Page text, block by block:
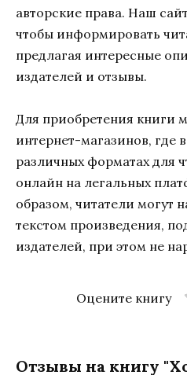
авторские права. Наш
чтобы информировать
предлагая интересные
издателей и отзывы.
Для приобретения книги
интернет-магазинов, где
различных форматах для
онлайн на легальных
образом, читатели могут
текстом произведения,
издателей, при этом не
Оцените книгу
Отзывы на книгу